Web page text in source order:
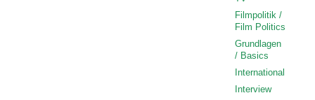
Filmpolitik /
Film Politics
Grundlagen
/ Basics
International
Interview